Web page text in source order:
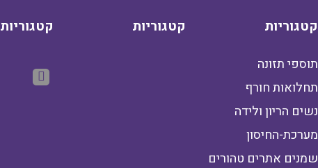
קטגוריות
תוספי תזונה
תחלואות חורף
נשים הריון ולידה
מערכת-החיסון
שמנים אתרים טהורים
קטגוריות קטגוריות